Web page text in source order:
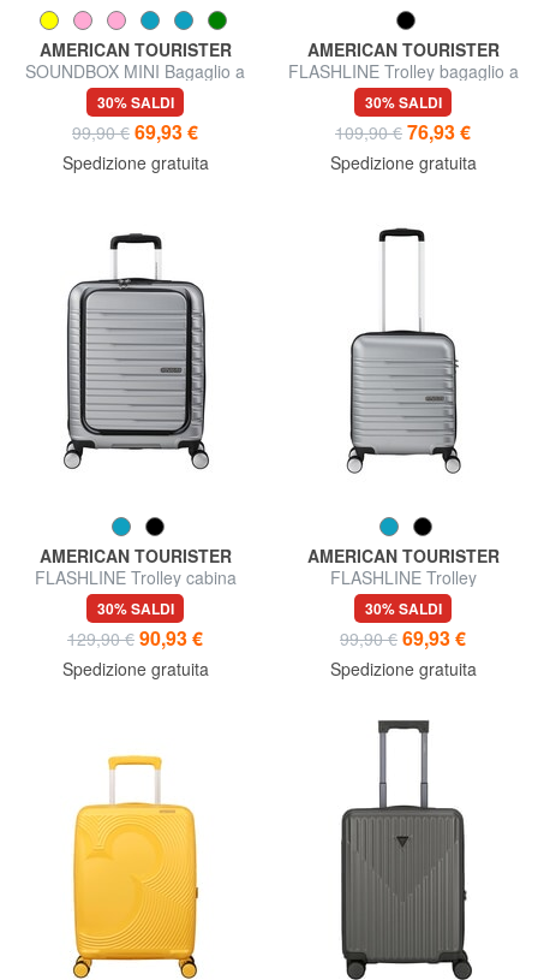
AMERICAN TOURISTER
SOUNDBOX MINI Bagaglio a
mano extra small
30% SALDI
99,90 € 69,93 €
Spedizione gratuita
AMERICAN TOURISTER
FLASHLINE Trolley bagaglio a
mano
30% SALDI
109,90 € 76,93 €
Spedizione gratuita
AMERICAN TOURISTER
FLASHLINE Trolley cabina
con tasca porta pc 15.6"
30% SALDI
129,90 € 90,93 €
Spedizione gratuita
AMERICAN TOURISTER
FLASHLINE Trolley
underseater
30% SALDI
99,90 € 69,93 €
Spedizione gratuita